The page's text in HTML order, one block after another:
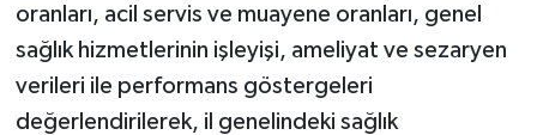
oranları, acil servis ve muayene oranları, genel
sağlık hizmetlerinin işleyişi, ameliyat ve sezaryen
verileri ile performans göstergeleri
değerlendirilerek, il genelindeki sağlık